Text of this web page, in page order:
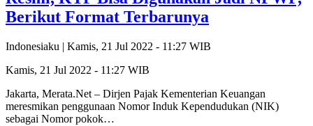
Berikut Format Terbarunya
Indonesiaku | Kamis, 21 Jul 2022 - 11:27 WIB
Kamis, 21 Jul 2022 - 11:27 WIB
Jakarta, Merata.Net – Dirjen Pajak Kementerian Keuangan
meresmikan penggunaan Nomor Induk Kependudukan (NIK)
sebagai Nomor pokok…